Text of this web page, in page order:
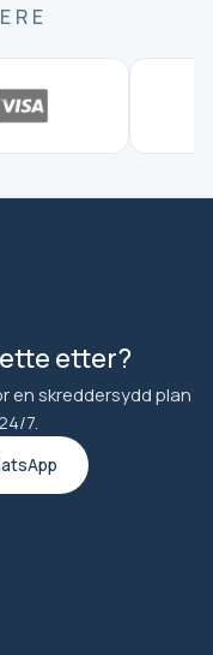
etter?
en skreddersydd plan
7.